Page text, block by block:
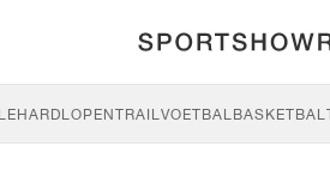
HARDLOPENTRAILVOETBALBASKETBAL